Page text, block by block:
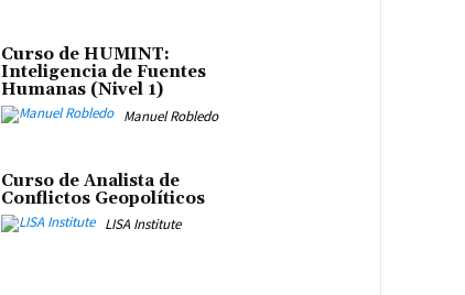
Curso de HUMINT:
Inteligencia de Fuentes
Humanas (Nivel 1)
Manuel Robledo
Curso de Analista de
Conflictos Geopolíticos
LISA Institute